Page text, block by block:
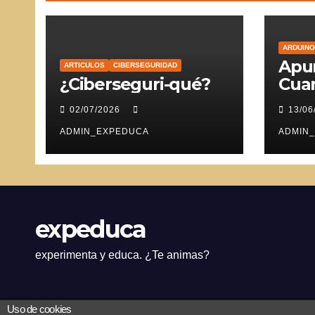
ARTICULOS CIBERSEGURIDAD
¿Ciberseguri-qué?
02/07/2026
ADMIN_EXPEDUCA
ARDUINO
13/
expeduca
experimenta y educa. ¿Te animas?
Uso de cookies